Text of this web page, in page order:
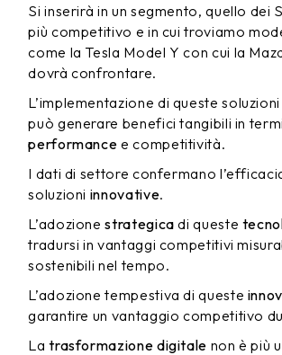
Si inserirà in un segmento, quello dei
più competitivo e in cui troviamo
come la Tesla Model Y con cui la
dovrà confrontare.
L’implementazione di queste soluzioni
può generare benefici tangibili in
performance e competitività.
I dati di settore confermano
soluzioni innovative.
L’adozionestrategica di queste
tradursi in vantaggi competitivi
sostenibili nel tempo.
L’adozione tempestiva di queste
garantire un vantaggio competitivo
Latrasformazione digitale non è più